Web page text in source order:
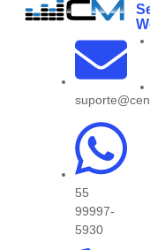
55
99997-
5930